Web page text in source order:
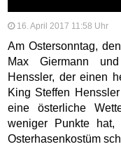
16. April 2017 11:58 Uhr
Am Ostersonntag,
Max Giermann
Henssler, der einen
King Steffen
eine österliche
weniger Punkte
Osterhasenkostüm